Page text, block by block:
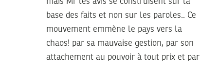
base des faits et non sur les paroles.. Ce
mouvement emmène le pays vers la
chaos! par sa mauvaise gestion, par son
attachement au pouvoir à tout prix et par